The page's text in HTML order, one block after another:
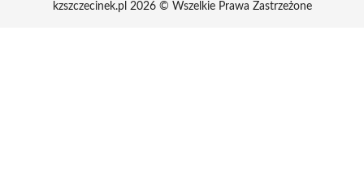
kzszczecinek.pl 2026 © Wszelkie Prawa Zastrzeżone